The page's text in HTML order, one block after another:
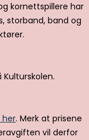
kornettspillere har
storband, band og
her. Merk at prisene
vil derfor